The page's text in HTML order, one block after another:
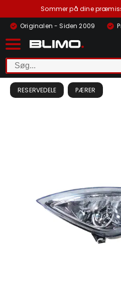
Sommer på dine
Originalen - Siden 2009
RESERVEDELE PÆRER